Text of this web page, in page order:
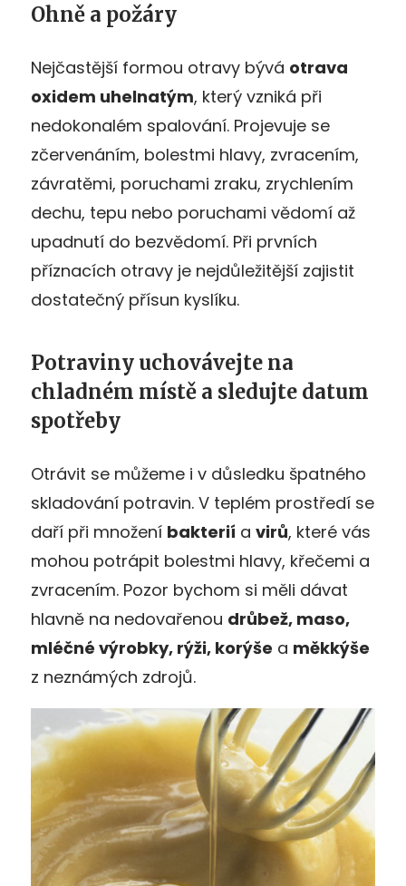
Ohně a požáry
Nejčastější formou otravy bývá otrava
oxidem uhelnatým, který vzniká při
nedokonalém spalování. Projevuje se
zčervenáním, bolestmi hlavy, zvracením,
závratěmi, poruchami zraku, zrychlením
dechu, tepu nebo poruchami vědomí až
upadnutí do bezvědomí. Při prvních
příznacích otravy je nejdůležitější zajistit
dostatečný přísun kyslíku.
Potraviny uchovávejte na
chladném místě a sledujte datum
spotřeby
Otrávit se můžeme i v důsledku špatného
skladování potravin. V teplém prostředí se
daří při množení bakterií a virů, které vás
mohou potrápit bolestmi hlavy, křečemi a
zvracením. Pozor bychom si měli dávat
hlavně na nedovařenou drůbež, maso,
mléčné výrobky, rýži, korýše a měkkýše
z neznámých zdrojů.